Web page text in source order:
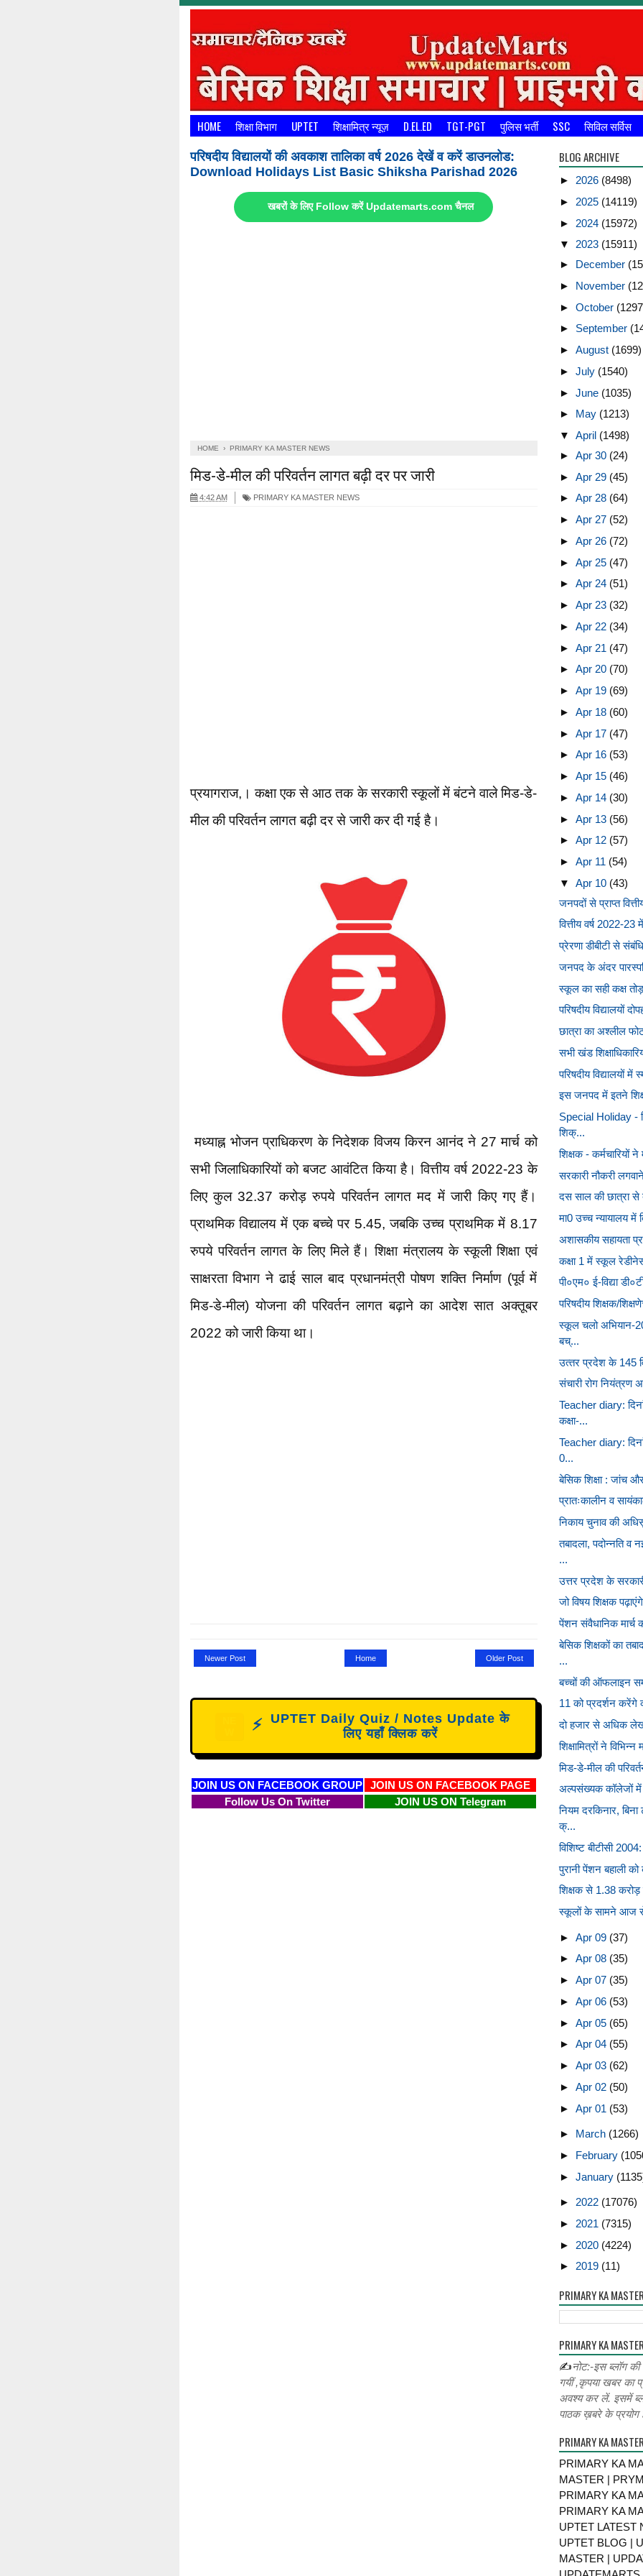
HOME शिक्षा विभाग UPTET शिक्षामित्र न्यूज़ D.EL.ED TGT-PGT पुलिस भर्ती SSC सिविल सर्विस
परिषदीय विद्यालयों की अवकाश तालिका वर्ष 2026 देखें व करें डाउनलोड:
Download Holidays List Basic Shiksha Parishad 2026
खबरों के लिए Follow करें Updatemarts.com चैनल
HOME › PRIMARY KA MASTER NEWS
मिड-डे-मील की परिवर्तन लागत बढ़ी दर पर जारी
4:42 AM PRIMARY KA MASTER NEWS
प्रयागराज,। कक्षा एक से आठ तक के सरकारी स्कूलों में बंटने वाले मिड-डे-
मील की परिवर्तन लागत बढ़ी दर से जारी कर दी गई है।
मध्याह्न भोजन प्राधिकरण के निदेशक विजय किरन आनंद ने 27 मार्च को
सभी जिलाधिकारियों को बजट आवंटित किया है। वित्तीय वर्ष 2022-23 के
लिए कुल 32.37 करोड़ रुपये परिवर्तन लागत मद में जारी किए गए हैं।
प्राथमिक विद्यालय में एक बच्चे पर 5.45, जबकि उच्च प्राथमिक में 8.17
रुपये परिवर्तन लागत के लिए मिले हैं। शिक्षा मंत्रालय के स्कूली शिक्षा एवं
साक्षरता विभाग ने ढाई साल बाद प्रधानमंत्री पोषण शक्ति निर्माण (पूर्व में
मिड-डे-मील) योजना की परिवर्तन लागत बढ़ाने का आदेश सात अक्तूबर
2022 को जारी किया था।
Newer Post Older Post
Home
⚡
UPTET Daily Quiz / Notes Update के
लिए यहाँ क्लिक करें
JOIN US ON FACEBOOK GROUP
JOIN US ON FACEBOOK PAGE
Follow Us On Twitter
JOIN US ON Telegram
BLOG ARCHIVE
► 2026 (8498)
► 2025 (14119)
► 2024 (15972)
▼ 2023 (15911)
► December
► November
► October
► September
► August (1699)
► July (1540)
► June (1035)
► May (1213)
▼ April (1498)
► Apr 30 (24)
► Apr 29 (45)
► Apr 28 (64)
► Apr 27 (52)
► Apr 26 (72)
► Apr 25 (47)
► Apr 24 (51)
► Apr 23 (32)
► Apr 22 (34)
► Apr 21 (47)
► Apr 20 (70)
► Apr 19 (69)
► Apr 18 (60)
► Apr 17 (47)
► Apr 16 (53)
► Apr 15 (46)
► Apr 14 (30)
► Apr 13 (56)
► Apr 12 (57)
► Apr 11 (54)
▼ Apr 10 (43)
जनपदों से प्राप्त
वित्तीय वर्ष 2022-
प्रेरणा डीबीटी से
जनपद के अंदर
स्कूल का सही कक्ष
परिषदीय विद्यालयों
छात्रा का अश्लील
सभी खंड
परिषदीय विद्यालयों में
इस जनपद में इतने
Special Holiday -
शिक्...
शिक्षक - कर्मचारियों
सरकारी नौकरी
दस साल की छात्रा से
मा0 उच्च न्यायालय
अशासकीय सहायता
कक्षा 1 में स्कूल
पी०एम० ई-विद्या
परिषदीय शिक्षक/
स्कूल चलो
बच्...
उत्‍तर प्रदेश के 145
संचारी रोग नियंत्रण
Teacher diary:
कक्षा-...
Teacher diary:
0...
बेसिक शिक्षा : जांच
प्रातःकालीन व
निकाय चुनाव की
तबादला, पदोन्नति व
...
उत्तर प्रदेश के
जो विषय शिक्षक
पेंशन संवैधानिक
बेसिक शिक्षकों का
...
बच्चों की ऑफलाइन
11 को प्रदर्शन करेंगे
दो हजार से अधिक
शिक्षामित्रों ने
मिड-डे-मील की
अल्पसंख्यक कॉलेजों में
नियम दरकिनार, बिना
क्...
विशिष्ट बीटीसी
पुरानी पेंशन बहाली को
शिक्षक से 1.38 करोड़
स्कूलों के सामने आज से
► Apr 09 (37)
► Apr 08 (35)
► Apr 07 (35)
► Apr 06 (53)
► Apr 05 (65)
► Apr 04 (55)
► Apr 03 (62)
► Apr 02 (50)
► Apr 01 (53)
► March (1266)
► February
► January
► 2022 (17076)
► 2021 (7315)
► 2020 (4224)
► 2019 (11)
PRIMARY KA
PRIMARY KA
✍नोट:-इस ब्लॉग
गयीं ,कृपया खबर का
अवश्य कर लें. इसमें
पाठक ख़बरे के प्रयोग
PRIMARY KA
PRIMARY KA
MASTER |
PRIMARY KA
PRIMARY KA
UPTET LATEST
UPTET BLOG |
MASTER |